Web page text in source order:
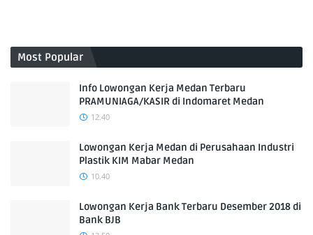
Most Popular
Info Lowongan Kerja Medan Terbaru
PRAMUNIAGA/KASIR di Indomaret Medan
12.40
Lowongan Kerja Medan di Perusahaan Industri
Plastik KIM Mabar Medan
10.40
Lowongan Kerja Bank Terbaru Desember 2018 di
Bank BJB